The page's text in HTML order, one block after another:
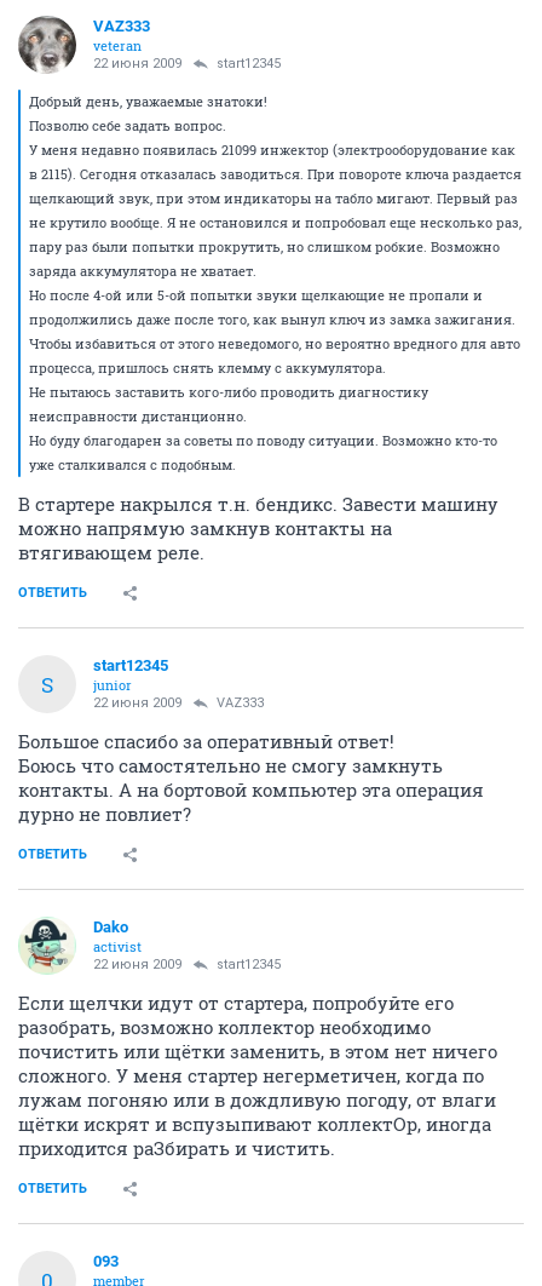
VAZ333
veteran
22 июня 2009 start12345
Добрый день, уважаемые знатоки!
Позволю себе задать вопрос.
У меня недавно появилась 21099 инжектор (электрооборудование как
в 2115). Сегодня отказалась заводиться. При повороте ключа раздается
щелкающий звук, при этом индикаторы на табло мигают. Первый раз
не крутило вообще. Я не остановился и попробовал еще несколько раз,
пару раз были попытки прокрутить, но слишком робкие. Возможно
заряда аккумулятора не хватает.
Но после 4-ой или 5-ой попытки звуки щелкающие не пропали и
продолжились даже после того, как вынул ключ из замка зажигания.
Чтобы избавиться от этого неведомого, но вероятно вредного для авто
процесса, пришлось снять клемму с аккумулятора.
Не пытаюсь заставить кого-либо проводить диагностику
неисправности дистанционно.
Но буду благодарен за советы по поводу ситуации. Возможно кто-то
уже сталкивался с подобным.
В стартере накрылся т.н. бендикс. Завести машину
можно напрямую замкнув контакты на
втягивающем реле.
ОТВЕТИТЬ
S
start12345
junior
22 июня 2009 VAZ333
Большое спасибо за оперативный ответ!
Боюсь что самостятельно не смогу замкнуть
контакты. А на бортовой компьютер эта операция
дурно не повлиет?
ОТВЕТИТЬ
Dako
activist
22 июня 2009 start12345
Если щелчки идут от стартера, попробуйте его
разобрать, возможно коллектор необходимо
почистить или щётки заменить, в этом нет ничего
сложного. У меня стартер негерметичен, когда по
лужам погоняю или в дождливую погоду, от влаги
щётки искрят и вспузыпивают коллектОр, иногда
приходится раЗбирать и чистить.
ОТВЕТИТЬ
0
093
member